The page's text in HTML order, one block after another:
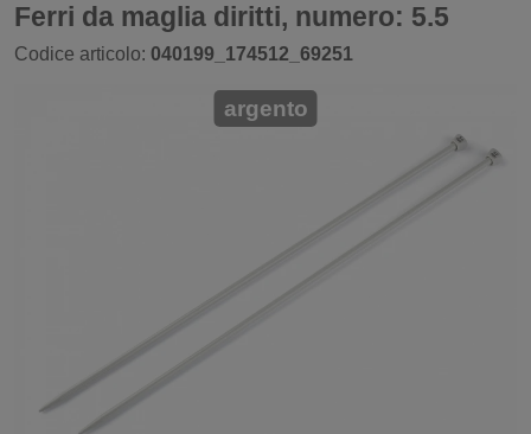
Ferri da maglia diritti, numero: 5.5
Codice articolo: 040199_174512_69251
argento